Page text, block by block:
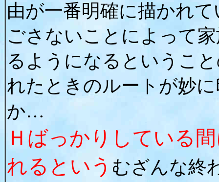
由が一番明確に描かれ
ごさないことによって
るようになるというこ
れたときのルートが妙
か…
Ｈばっかりしている
れるという むざんな終